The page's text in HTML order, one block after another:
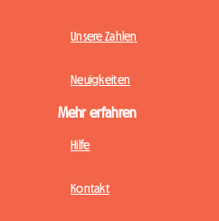
Unsere Zahlen
Neuigkeiten
Mehr erfahren
Hilfe
Kontakt